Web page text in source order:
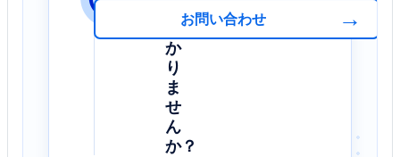
か
り
ま
せ
ん
か？
お問い合わせ →